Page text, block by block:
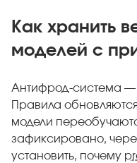
Как хранить
моделей с
Антифрод-система —
Правила
модели
зафиксировано,
установить, почему